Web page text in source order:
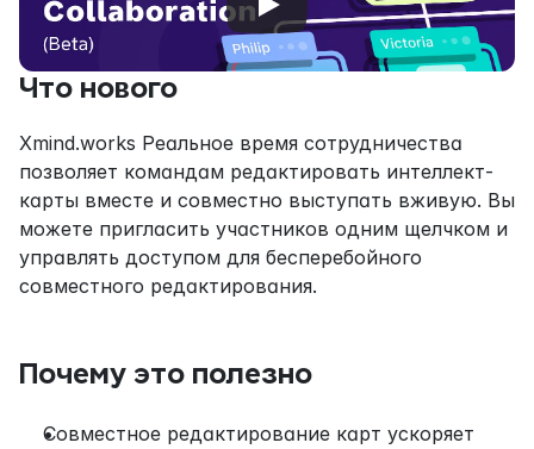
Что нового
Xmind.works Реальное время сотрудничества
позволяет командам редактировать интеллект-
карты вместе и совместно выступать вживую. Вы
можете пригласить участников одним щелчком и
управлять доступом для бесперебойного
совместного редактирования.
Почему это полезно
Совместное редактирование карт ускоряет